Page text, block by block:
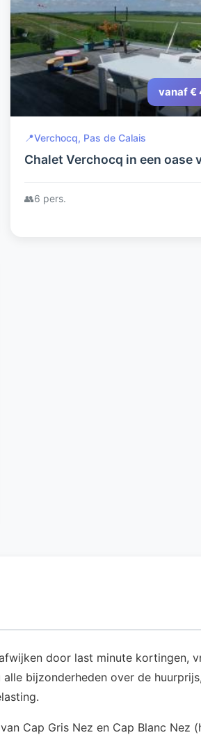
vanaf €
📍Verchocq, Pas de Calais
Chalet Verchocq in een oase
👥6 pers.
door last minute kortingen,
bijzonderheden over de
Cap Gris Nez en Cap Blanc